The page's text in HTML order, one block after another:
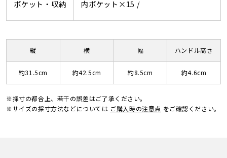
ポケット・収納 内ポケット×15 /
縦
約31.5cm
横
約42.5cm
幅
約8.5cm
ハンドル高さ
約4.6cm
※採寸の都合上、若干の誤差はご了承ください。
※サイズの採寸方法などについては ご購入時の注意点 をご確認ください。